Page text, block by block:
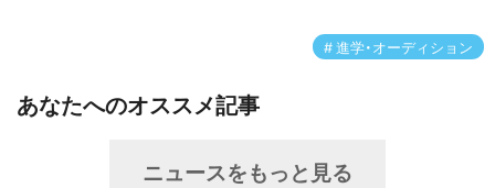
進学・オーディション
あなたへのオススメ記事
ニュースをもっと見る